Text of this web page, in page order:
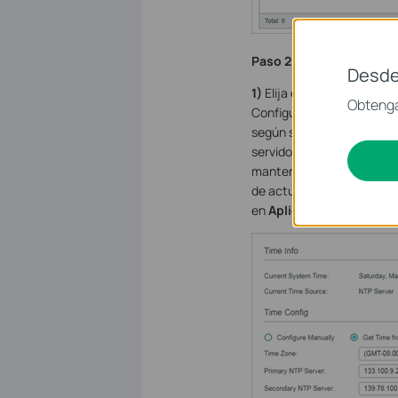
Paso 2: Configuración
1) Elija el menú
Configuración de hora,
según su ubicación real.
servidor NTP principal
mantener la dirección IP
de actualización. La tasa
enAplicar